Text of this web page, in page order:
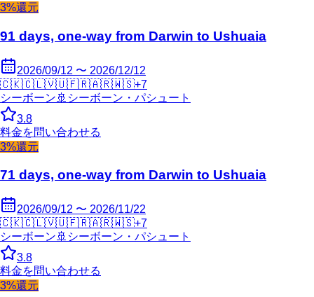
3%還元
91 days, one-way from Darwin to Ushuaia
2026/09/12 〜 2026/12/12
🇨🇰🇨🇱🇻🇺🇫🇷🇦🇷🇼🇸+7
シーボーン 🚢 シーボーン・パシュート
3.8
料金を問い合わせる
3%還元
71 days, one-way from Darwin to Ushuaia
2026/09/12 〜 2026/11/22
🇨🇰🇨🇱🇻🇺🇫🇷🇦🇷🇼🇸+7
シーボーン 🚢 シーボーン・パシュート
3.8
料金を問い合わせる
3%還元